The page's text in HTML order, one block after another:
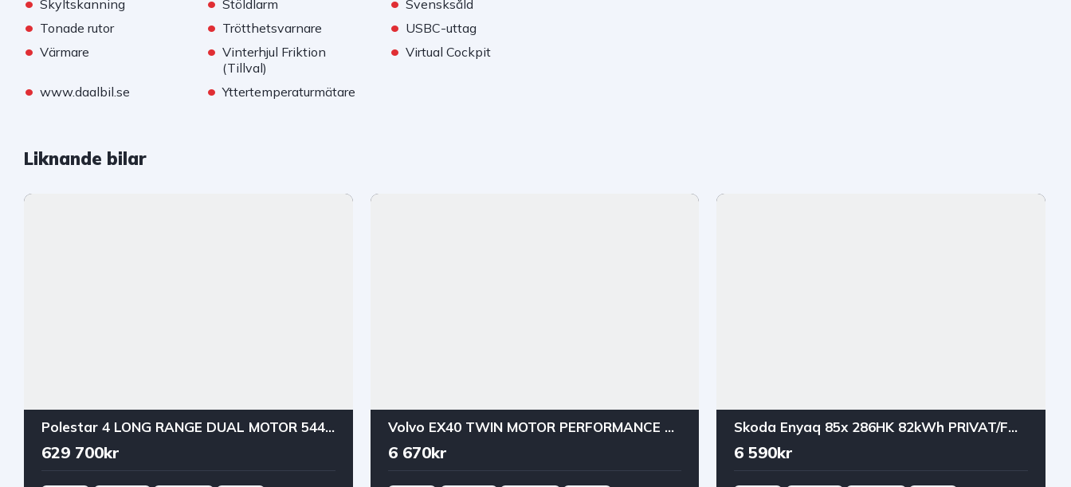
Skyltskanning Stöldlarm Svensksåld
• Tonade rutor • Trötthetsvarnare • USBC-uttag
• Värmare • Vinterhjul Friktion
(Tillval)
• Virtual Cockpit
• www.daalbil.se • Yttertemperaturmätare
Liknande bilar
Polestar 4 LONG RANGE DUAL MOTOR 544HK 100kWh BUSINESS PRIME DRAG
629 700kr
Volvo EX40 TWIN MOTOR PERFORMANCE 442HK PRIVAT/FÖRETAGSLEASING
6 670kr
Skoda Enyaq 85x 286HK 82kWh PRIVAT/FÖRETAGSLEASING
6 590kr